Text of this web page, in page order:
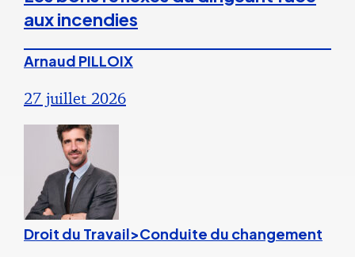
aux incendies
Arnaud PILLOIX
27 juillet 2026
Droit du Travail>Conduite du changement